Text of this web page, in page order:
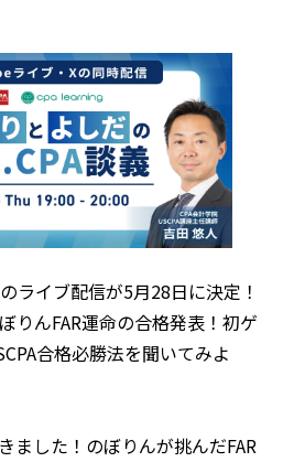
ライブ配信が5月28日に決定！
りんFAR運命の合格発表！初ゲ
合格必勝法を聞いてみよ
ました！のぼりんが挑んだFAR